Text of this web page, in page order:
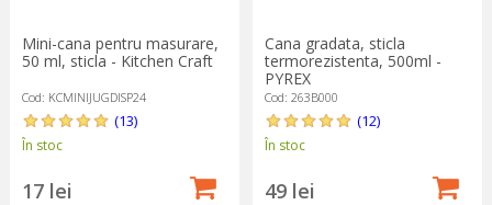
Mini-cana pentru masurare,
50 ml, sticla - Kitchen Craft
Cod: KCMINIJUGDISP24
(13)
În stoc
17 lei
Cana gradata, sticla
termorezistenta, 500ml -
PYREX
Cod: 263B000
(12)
În stoc
49 lei